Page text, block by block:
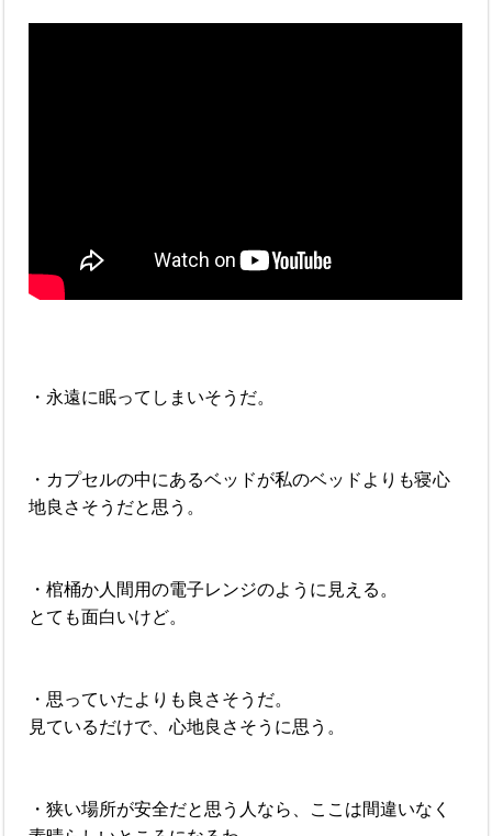
・永遠に眠ってしまいそうだ。
・カプセルの中にあるベッドが私のベッドよりも寝心
地良さそうだと思う。
・棺桶か人間用の電子レンジのように見える。
とても面白いけど。
・思っていたよりも良さそうだ。
見ているだけで、心地良さそうに思う。
・狭い場所が安全だと思う人なら、ここは間違いなく